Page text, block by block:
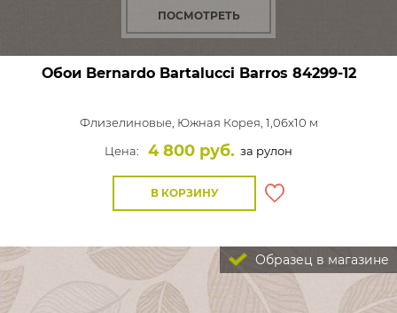
ПОСМОТРЕТЬ
Обои Bernardo Bartalucci Barros 84299-12
Флизелиновые, Южная Корея, 1,06x10 м
Цена:
4 800 руб. за рулон
В КОРЗИНУ
Образец в магазине